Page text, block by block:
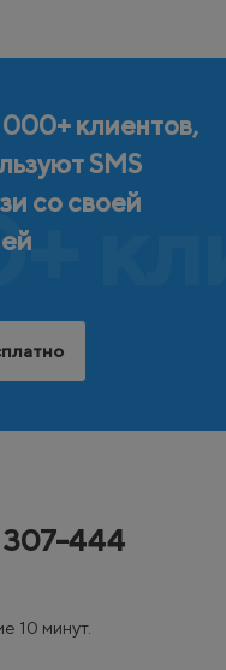
клиентов,
SMS
со своей
307-444
10 минут.